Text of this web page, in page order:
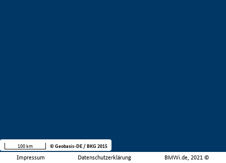
Impressum Datenschutzerklärung BMWi.de, 2021 ©
100 km © Geobasis-DE / BKG 2015